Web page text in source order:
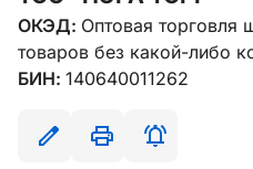
ОКЭД: Оптовая торговля
товаров без какой-либо
БИН: 140640011262